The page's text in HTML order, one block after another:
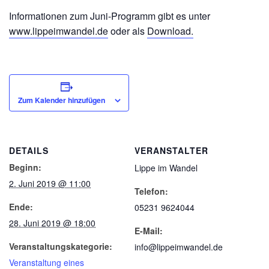
Informationen zum Juni-Programm gibt es unter
www.lippeimwandel.deoder als Download.
Zum Kalender hinzufügen
DETAILS
Beginn:
2. Juni 2019 @ 11:00
Ende:
28. Juni 2019 @ 18:00
Veranstaltungskategorie:
Veranstaltung eines
VERANSTALTER
Lippe im Wandel
Telefon:
05231 9624044
E-Mail:
info@lippeimwandel.de